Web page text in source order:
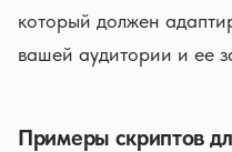
который должен
вашей аудитории и ее
Примеры скриптов